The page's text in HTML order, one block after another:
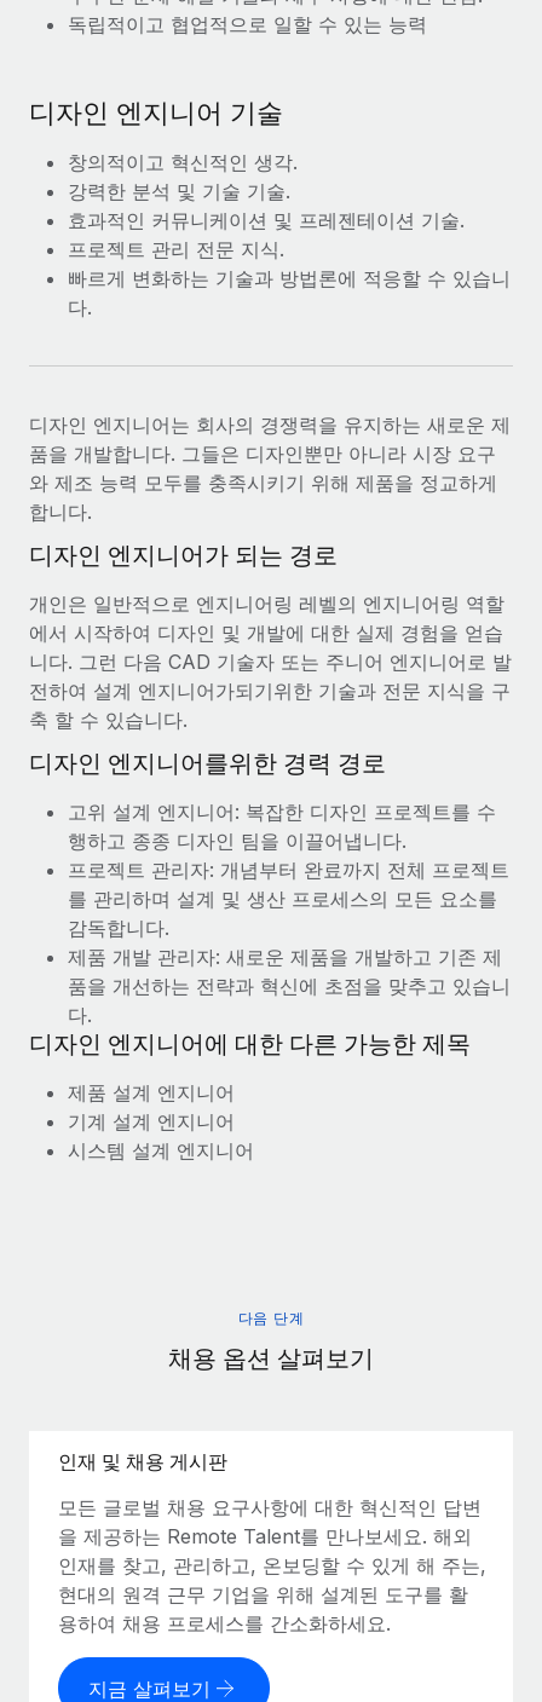
독립적이고 협업적으로 일할 수 있는 능력
디자인 엔지니어 기술
창의적이고 혁신적인 생각.
강력한 분석 및 기술 기술.
효과적인 커뮤니케이션 및 프레젠테이션 기술.
프로젝트 관리 전문 지식.
빠르게 변화하는 기술과 방법론에 적응할 수 있습니
다.
디자인 엔지니어는 회사의 경쟁력을 유지하는 새로운 제
품을 개발합니다. 그들은 디자인뿐만 아니라 시장 요구
와 제조 능력 모두를 충족시키기 위해 제품을 정교하게
합니다.
디자인 엔지니어가 되는 경로
개인은 일반적으로 엔지니어링 레벨의 엔지니어링 역할
에서 시작하여 디자인 및 개발에 대한 실제 경험을 얻습
니다. 그런 다음 CAD 기술자 또는 주니어 엔지니어로 발
전하여 설계 엔지니어가되기위한 기술과 전문 지식을 구
축 할 수 있습니다.
디자인 엔지니어를위한 경력 경로
고위 설계 엔지니어: 복잡한 디자인 프로젝트를 수
행하고 종종 디자인 팀을 이끌어냅니다.
프로젝트 관리자: 개념부터 완료까지 전체 프로젝트
를 관리하며 설계 및 생산 프로세스의 모든 요소를
감독합니다.
제품 개발 관리자: 새로운 제품을 개발하고 기존 제
품을 개선하는 전략과 혁신에 초점을 맞추고 있습니
다.
디자인 엔지니어에 대한 다른 가능한 제목
제품 설계 엔지니어
기계 설계 엔지니어
시스템 설계 엔지니어
다음 단계
채용 옵션 살펴보기
인재 및 채용 게시판
모든 글로벌 채용 요구사항에 대한 혁신적인 답변
을 제공하는 Remote Talent를 만나보세요. 해외
인재를 찾고, 관리하고, 온보딩할 수 있게 해 주는,
현대의 원격 근무 기업을 위해 설계된 도구를 활
용하여 채용 프로세스를 간소화하세요.
지금 살펴보기